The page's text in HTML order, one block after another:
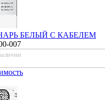
БЕЛЫЙ С КАБЕЛЕМ
007